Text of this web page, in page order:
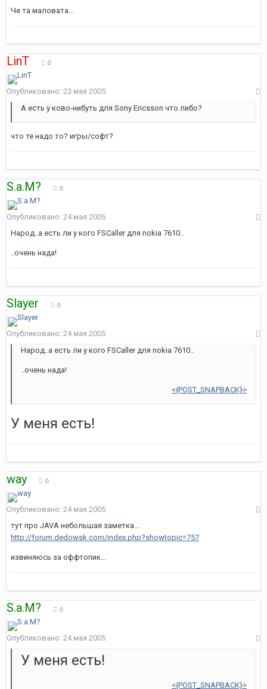
Че та маловата...
LinT 0
Опубликовано: 23 мая 2005
А есть у ково-нибуть для Sony Ericsson что либо?
что те надо то? игры/софт?
S.a.M? 0
Опубликовано: 24 мая 2005
Народ..а есть ли у кого FSCaller для nokia 7610..
..очень нада!
Slayer 0
Опубликовано: 24 мая 2005
Народ..а есть ли у кого FSCaller для nokia 7610..
..очень нада!
<{POST_SNAPBACK}>
У меня есть!
way 0
Опубликовано: 24 мая 2005
тут про JAVA небольшая заметка...
http://forum.dedowsk.com/index.php?showtopic=757
извиняюсь за оффтопик...
S.a.M? 0
Опубликовано: 24 мая 2005
У меня есть!
<{POST_SNAPBACK}>